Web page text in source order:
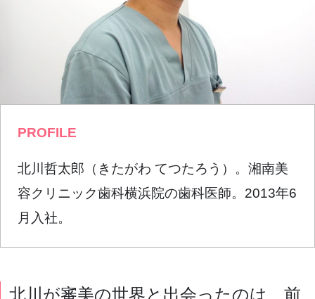
PROFILE
北川哲太郎（きたがわ てつたろう）。湘南美
容クリニック歯科横浜院の歯科医師。2013年6
月入社。
北川が審美の世界と出会ったのは、前